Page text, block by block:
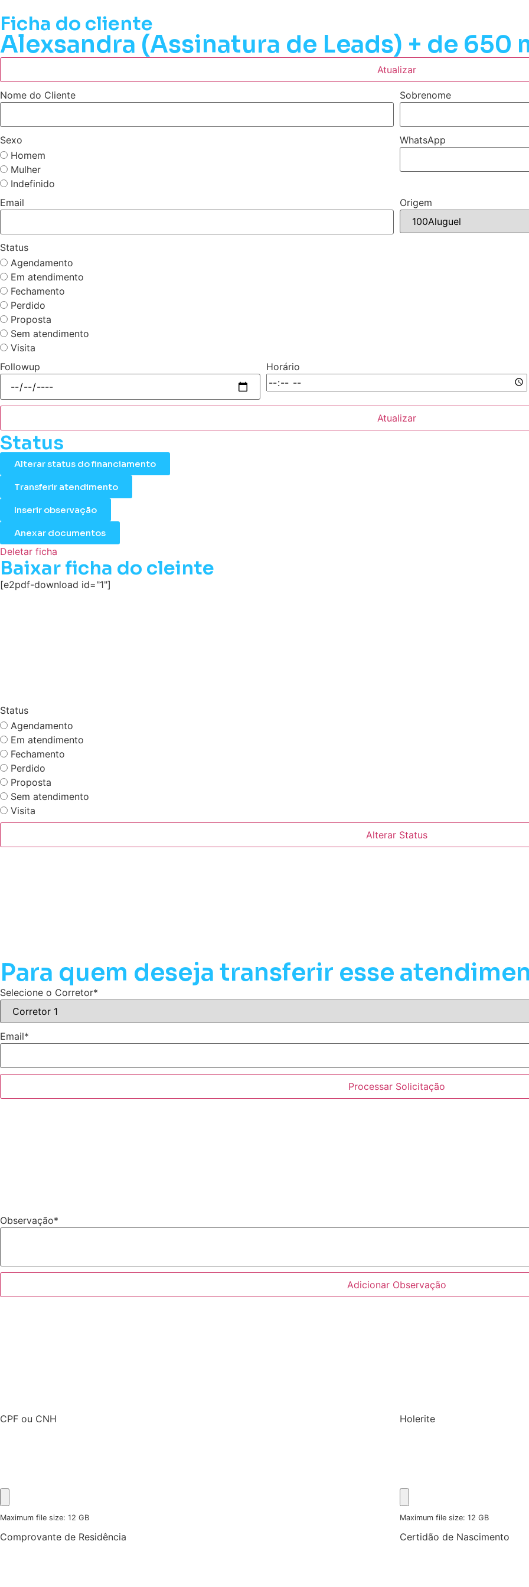
Ficha do cliente
Alexsandra (Assinatura de Leads) + de 650
Atualizar
Nome do Cliente Sobrenome
Sexo
Homem
Mulher
Indefinido
WhatsApp
Email Origem
Status
Agendamento
Em atendimento
Fechamento
Perdido
Proposta
Sem atendimento
Visita
Followup
Horário
Atualizar
Status
Alterar status do financiamento
Transferir atendimento
Inserir observação
Anexar documentos
Deletar ficha
Baixar ficha do cleinte
[e2pdf-download id="1"]
Status
Agendamento
Em atendimento
Fechamento
Perdido
Proposta
Sem atendimento
Visita
Alterar Status
Para quem deseja transferir esse
Selecione o Corretor*
Email*
Processar Solicitação
Observação*
Adicionar Observação
CPF ou CNH
Maximum file size: 12 GB
Holerite
Maximum file size: 12 GB
Comprovante de Residência Certidão de Nascimento